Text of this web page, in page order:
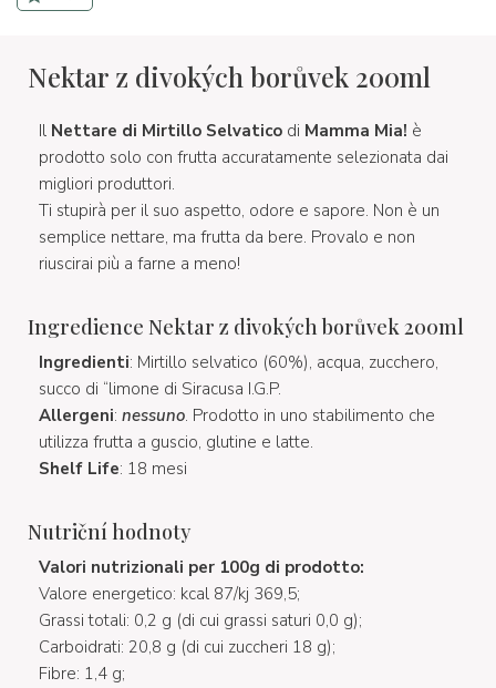
Nektar z divokých borůvek 200ml
Il Nettare di Mirtillo Selvatico di Mamma Mia! è
prodotto solo con frutta accuratamente selezionata dai
migliori produttori.
Ti stupirà per il suo aspetto, odore e sapore. Non è un
semplice nettare, ma frutta da bere. Provalo e non
riuscirai più a farne a meno!
Ingredience Nektar z divokých borůvek 200ml
Ingredienti: Mirtillo selvatico (60%), acqua, zucchero,
succo di “limone di Siracusa I.G.P.
Allergeni: nessuno. Prodotto in uno stabilimento che
utilizza frutta a guscio, glutine e latte.
Shelf Life: 18 mesi
Nutriční hodnoty
Valori nutrizionali per 100g di prodotto:
Valore energetico: kcal 87/kj 369,5;
Grassi totali: 0,2 g (di cui grassi saturi 0,0 g);
Carboidrati: 20,8 g (di cui zuccheri 18 g);
Fibre: 1,4 g;